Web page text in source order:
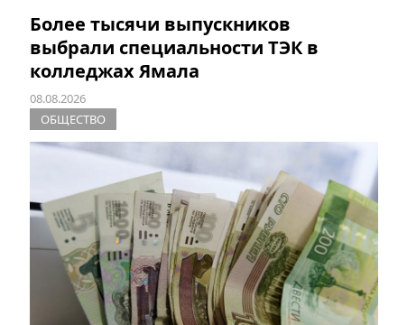
Более тысячи выпускников
выбрали специальности ТЭК в
колледжах Ямала
08.08.2026
ОБЩЕСТВО